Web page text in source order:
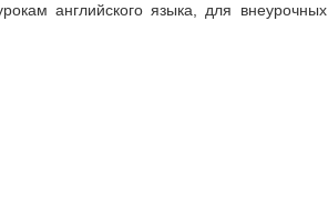
английского языка, для внеурочных